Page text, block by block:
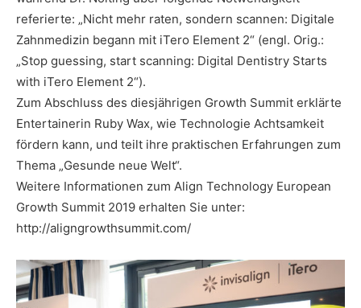
referierte: „Nicht mehr raten, sondern scannen: Digitale
Zahnmedizin begann mit iTero Element 2“ (engl. Orig.:
„Stop guessing, start scanning: Digital Dentistry Starts
with iTero Element 2“).
Zum Abschluss des diesjährigen Growth Summit erklärte
Entertainerin Ruby Wax, wie Technologie Achtsamkeit
fördern kann, und teilt ihre praktischen Erfahrungen zum
Thema „Gesunde neue Welt“.
Weitere Informationen zum Align Technology European
Growth Summit 2019 erhalten Sie unter:
http://aligngrowthsummit.com/